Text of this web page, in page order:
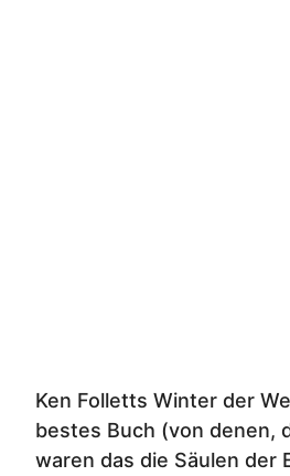
Ken Folletts Winter der
bestes Buch (von denen,
waren das die Säulen der